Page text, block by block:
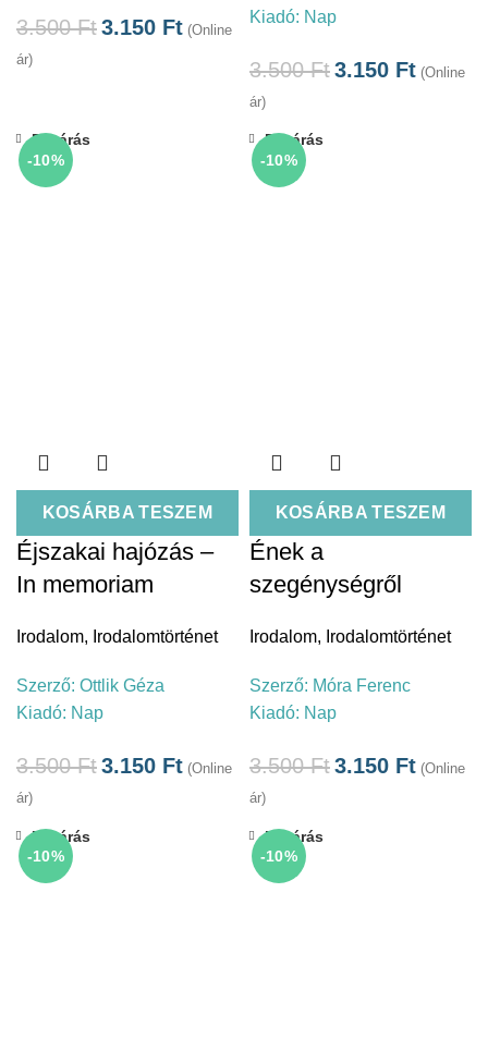
3.500Ft3.150 Ft (Online
ár)
Kiadó: Nap
3.500Ft3.150 Ft (Online
ár)
-10%
KOSÁRBA TESZEM
Bezárás
Éjszakai hajózás –
In memoriam
Irodalom, Irodalomtörténet
Szerző: Ottlik Géza
Kiadó: Nap
3.500Ft3.150 Ft (Online
ár)
-10%
KOSÁRBA TESZEM
Bezárás
Ének a
szegénységről
Irodalom, Irodalomtörténet
Szerző: Móra Ferenc
Kiadó: Nap
3.500Ft3.150 Ft (Online
ár)
-10%
Bezárás
-10%
Bezárás